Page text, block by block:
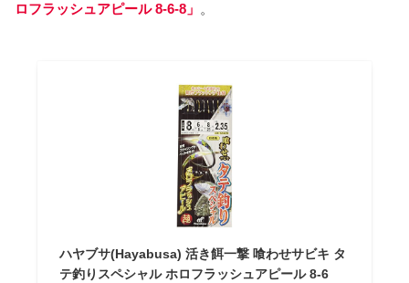
ロフラッシュアピール 8-6-8」 。
ハヤブサ(Hayabusa) 活き餌一撃 喰わせサビキ タ
テ釣りスペシャル ホロフラッシュアピール 8-6